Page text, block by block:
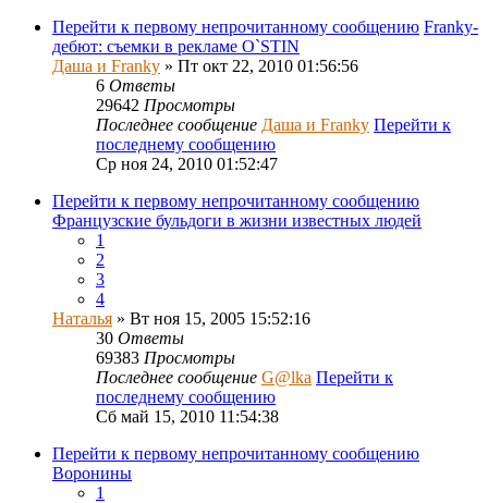
Перейти к первому непрочитанному сообщению Franky-
дебют: съемки в рекламе O`STIN
Даша и Franky » Пт окт 22, 2010 01:56:56
6 Ответы
29642 Просмотры
Последнее сообщение Даша и Franky Перейти к
последнему сообщению
Ср ноя 24, 2010 01:52:47
Перейти к первому непрочитанному сообщению
Французские бульдоги в жизни известных людей
1
2
3
4
Наталья » Вт ноя 15, 2005 15:52:16
30 Ответы
69383 Просмотры
Последнее сообщение G@lka Перейти к
последнему сообщению
Сб май 15, 2010 11:54:38
Перейти к первому непрочитанному сообщению
Воронины
1